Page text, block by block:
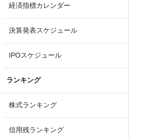
経済指標カレンダー
決算発表スケジュール
IPOスケジュール
ランキング
株式ランキング
信用残ランキング